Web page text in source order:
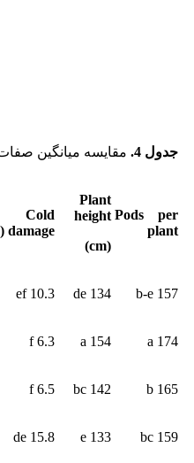
جدول 4 . مقایسه میانگین صفات
Pods per
plant
Plant
height
(cm)
Cold
damage (%)
157 b-e
134 de
10.3 ef
174 a
154 a
6.3 f
165 b
142 bc
6.5 f
159 bc
133 e
15.8 de